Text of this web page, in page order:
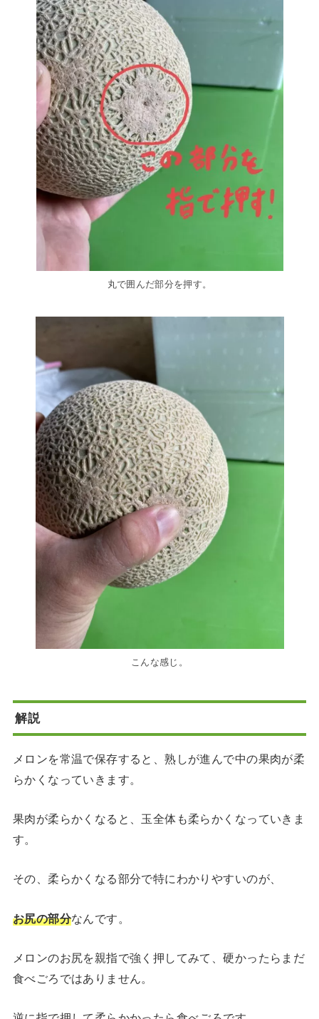
丸で囲んだ部分を押す。
こんな感じ。
解説
メロンを常温で保存すると、熟しが進んで中の果肉が柔
らかくなっていきます。
果肉が柔らかくなると、玉全体も柔らかくなっていきま
す。
その、柔らかくなる部分で特にわかりやすいのが、
お尻の部分なんです。
メロンのお尻を親指で強く押してみて、硬かったらまだ
食べごろではありません。